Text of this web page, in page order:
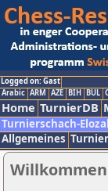
Logged on: Gast
Arabic ARM AZE BIH BUL
Home TurnierDB
Turnierschach-
Allgemeines